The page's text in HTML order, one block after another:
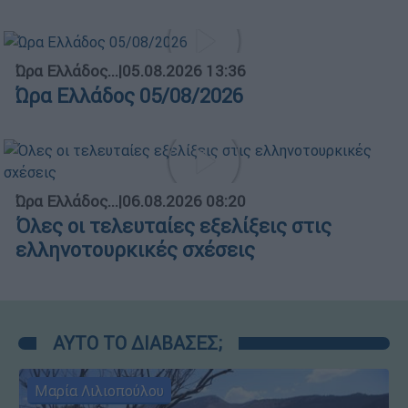
Ώρα Ελλάδος...|05.08.2026 13:36
Ώρα Ελλάδος 05/08/2026
Ώρα Ελλάδος...|06.08.2026 08:20
Όλες οι τελευταίες εξελίξεις στις
ελληνοτουρκικές σχέσεις
ΑΥΤΟ ΤΟ ΔΙΑΒΑΣΕΣ;
Μαρία Λιλιοπούλου